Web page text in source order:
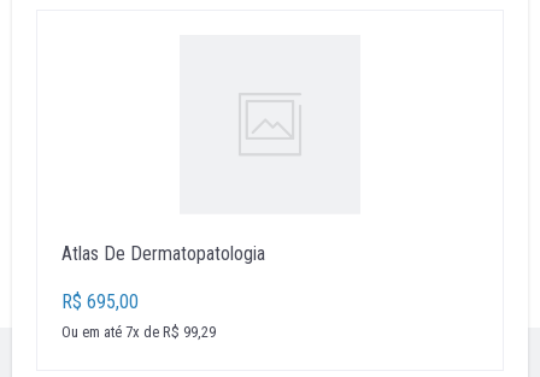
Atlas De Dermatopatologia
R$ 695,00
Ou em até 7x de R$ 99,29